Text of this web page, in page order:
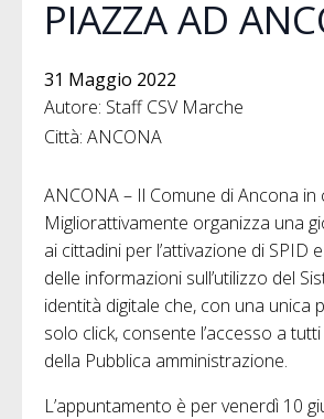
PIAZZA AD
31 Maggio 2022
Autore: Staff CSV Marche
Città: ANCONA
ANCONA – Il Comune di Ancona
Migliorattivamente organizza una
ai cittadini per l’attivazione di SPID
delle informazioni sull’utilizzo del
identità digitale che, con una unica
solo click, consente l’accesso a
della Pubblica amministrazione.
L’appuntamento è per venerdì 10